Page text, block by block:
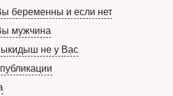
беременны и если нет
мужчина
не у Вас